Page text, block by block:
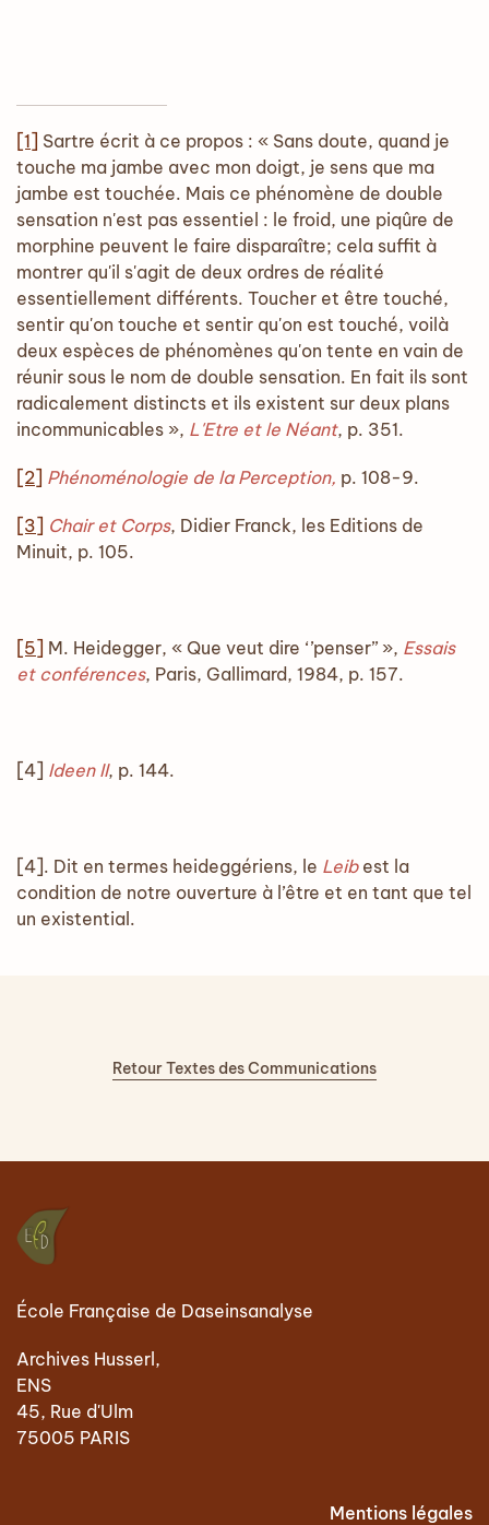
[1] Sartre écrit à ce propos : « Sans doute, quand je
touche ma jambe avec mon doigt, je sens que ma
jambe est touchée. Mais ce phénomène de double
sensation n'est pas essentiel : le froid, une piqûre de
morphine peuvent le faire disparaître; cela suffit à
montrer qu'il s'agit de deux ordres de réalité
essentiellement différents. Toucher et être touché,
sentir qu'on touche et sentir qu'on est touché, voilà
deux espèces de phénomènes qu'on tente en vain de
réunir sous le nom de double sensation. En fait ils sont
radicalement distincts et ils existent sur deux plans
incommunicables », L'Etre et le Néant, p. 351.
[2] Phénoménologie de la Perception, p. 108-9.
[3] Chair et Corps, Didier Franck, les Editions de
Minuit, p. 105.
[5] M. Heidegger, « Que veut dire ‘’penser’’ », Essais
et conférences, Paris, Gallimard, 1984, p. 157.
[4] Ideen II, p. 144.
[4]. Dit en termes heideggériens, le Leibest la
condition de notre ouverture à l’être et en tant que tel
un existential.
Retour Textes des Communications
École Française de Daseinsanalyse
Archives Husserl,
ENS
45, Rue d'Ulm
75005 PARIS
Mentions légales